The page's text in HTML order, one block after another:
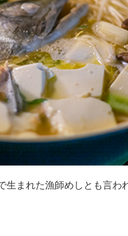
まれた漁師めしとも言わ